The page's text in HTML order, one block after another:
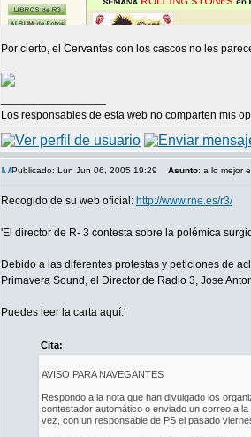
Por cierto, el Cervantes con los cascos no les
Los responsables de esta web no comparten mis
Publicado: Lun Jun 06, 2005 19:29 Asunto: a lo mejor
Recogido de su web oficial: http://www.rne.es/r3/
'El director de R- 3 contesta sobre la polémica
Debido a las diferentes protestas y peticiones de
Primavera Sound, el Director de Radio 3, Jose
Puedes leer la carta aquí:'
Cita:
AVISO PARA NAVEGANTES
Respondo a la nota que han divulgado los
contestador automático o enviado un correo a
vez, con un responsable de PS el pasado